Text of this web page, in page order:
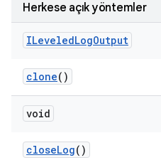
Herkese açık yöntemler
ILeveledLogOutput
clone()
void
closeLog()